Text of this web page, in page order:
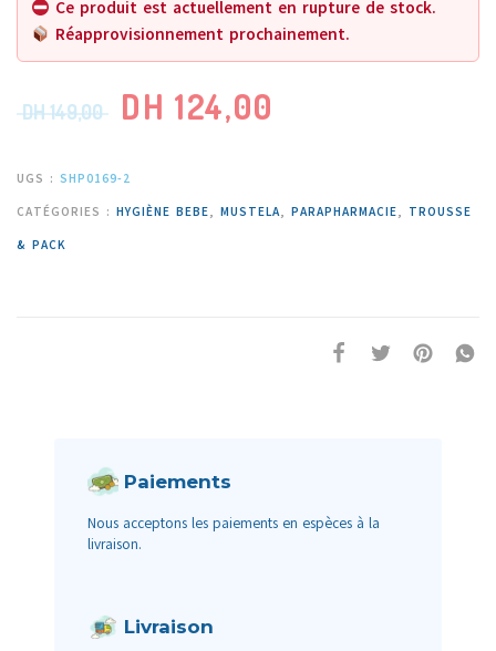
Ce produit est actuellement en rupture de stock.
Réapprovisionnement prochainement.
DH149,00 DH 124,00
UGS : SHP0169-2
CATÉGORIES : HYGIÈNE BEBE, MUSTELA, PARAPHARMACIE, TROUSSE
& PACK
Paiements
Nous acceptons les paiements en espèces à la
livraison.
Livraison